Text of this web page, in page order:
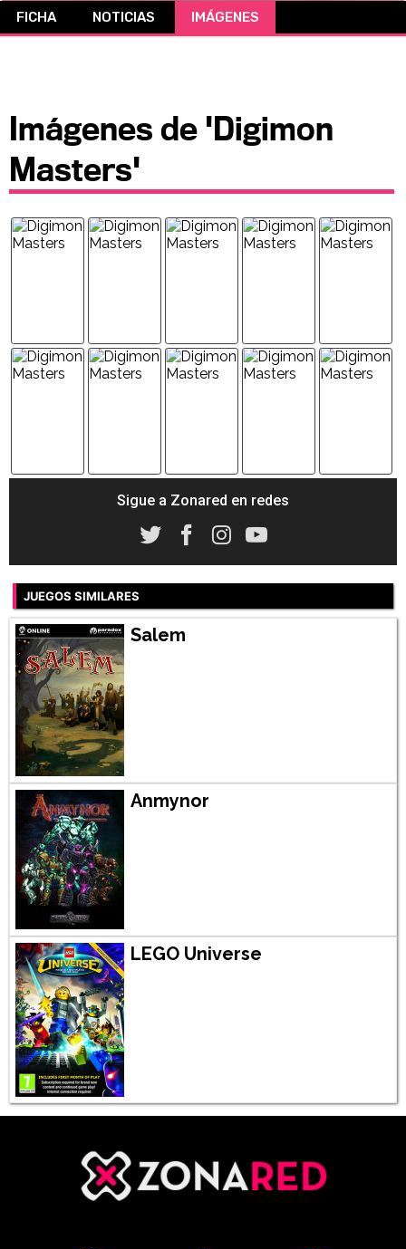
FICHA NOTICIAS IMÁGENES
Imágenes de 'Digimon
Masters'
Sigue a Zonared en redes
JUEGOS SIMILARES
Salem
Anmynor
LEGO Universe